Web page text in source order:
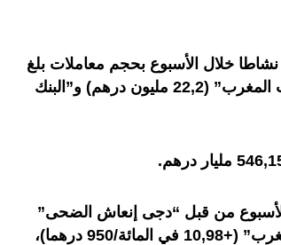
نشاطا خلال الأسبوع بحجم معاملات بلغ
28,43 مليون درهم، متبوعة بكل من “اتصالات المغرب” (22,2 مليون درهم) و”البنك
من قبل “دجى إنعاش الضحى”
(+12,17 في المائة/6,45 درهما)، و”سنلام المغرب” (+10,98 في المائة/950 درهما)،